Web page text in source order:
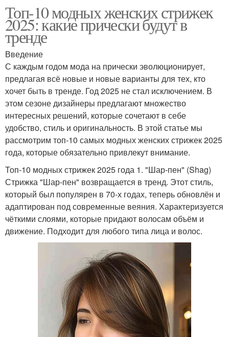
Топ-10 модных женских стрижек
2025: какие прически будут в
тренде
Введение
С каждым годом мода на прически эволюционирует,
предлагая всё новые и новые варианты для тех, кто
хочет быть в тренде. Год 2025 не стал исключением. В
этом сезоне дизайнеры предлагают множество
интересных решений, которые сочетают в себе
удобство, стиль и оригинальность. В этой статье мы
рассмотрим топ-10 самых модных женских стрижек 2025
года, которые обязательно привлекут внимание.
Топ-10 модных стрижек 2025 года 1. "Шар-пен" (Shag)
Стрижка "Шар-пен" возвращается в тренд. Этот стиль,
который был популярен в 70-х годах, теперь обновлён и
адаптирован под современные веяния. Характеризуется
чёткими слоями, которые придают волосам объём и
движение. Подходит для любого типа лица и волос.